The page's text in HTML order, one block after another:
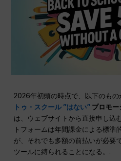
2026年初頭の時点で、以下のもの
トゥ・スクール ”はない” プロモー
は、ウェブサイトから直接申し込
トフォームは年間課金による標準
が、それでも多額の前払いが必要
ツールに縛られることになる。.